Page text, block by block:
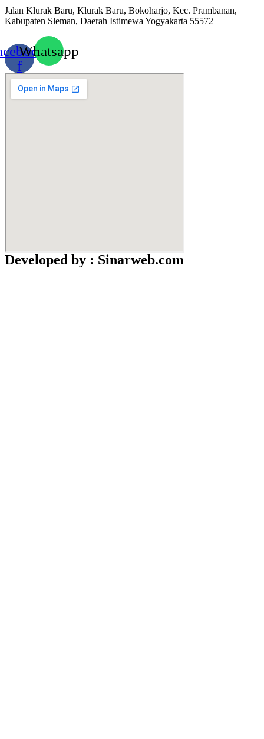
Jalan Klurak Baru, Klurak Baru, Bokoharjo, Kec. Prambanan,
Kabupaten Sleman, Daerah Istimewa Yogyakarta 55572
f
Whatsapp
Developed by : Sinarweb.com